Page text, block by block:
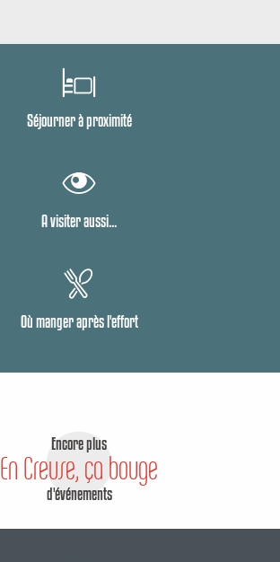
Séjourner à proximité
A visiter aussi...
Où manger après l'effort
Encore plus
En Creuse, ça bouge
d'événements